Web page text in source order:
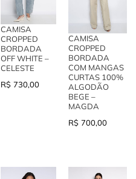
CAMISA
CROPPED
BORDADA
OFF WHITE –
CELESTE
R$ 730,00
CAMISA
CROPPED
BORDADA
COM MANGAS
CURTAS 100%
ALGODÃO
BEGE –
MAGDA
R$ 700,00